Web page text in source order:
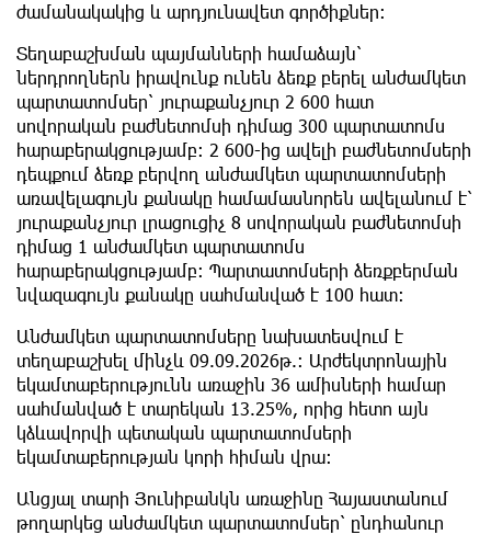
ժամանակակից և արդյունավետ գործիքներ:
Տեղաբաշխման պայմանների համաձայն՝
ներդրողներն իրավունք ունեն ձեռք բերել անժամկետ
պարտատոմսեր՝ յուրաքանչյուր 2 600 հատ
սովորական բաժնետոմսի դիմաց 300 պարտատոմս
հարաբերակցությամբ։ 2 600-ից ավելի բաժնետոմսերի
դեպքում ձեռք բերվող անժամկետ պարտատոմսերի
առավելագույն քանակը համամասնորեն ավելանում է՝
յուրաքանչյուր լրացուցիչ 8 սովորական բաժնետոմսի
դիմաց 1 անժամկետ պարտատոմս
հարաբերակցությամբ։ Պարտատոմսերի ձեռքբերման
նվազագույն քանակը սահմանված է 100 հատ։
Անժամկետ պարտատոմսերը նախատեսվում է
տեղաբաշխել մինչև 09.09.2026թ.: Արժեկտրոնային
եկամտաբերությունն առաջին 36 ամիսների համար
սահմանված է տարեկան 13.25%, որից հետո այն
կձևավորվի պետական պարտատոմսերի
եկամտաբերության կորի հիման վրա։
Անցյալ տարի Յունիբանկն առաջինը Հայաստանում
թողարկեց անժամկետ պարտատոմսեր՝ ընդհանուր